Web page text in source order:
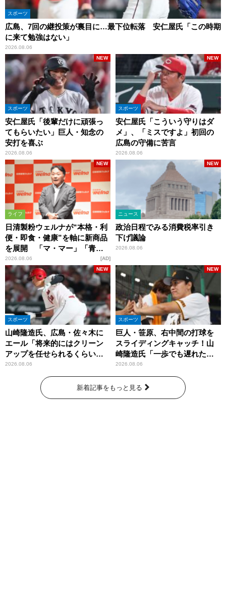
スポーツ
広島、7回の継投策が裏目に…最下位転落 安仁屋氏「この時期
に来て勉強はない」
2026.08.06
スポーツ
安仁屋氏「後輩だけに頑張っ
てもらいたい」巨人・知念の
安打を喜ぶ
2026.08.06
NEW
スポーツ
安仁屋氏「こういう守りはダ
メ」、「ミスですよ」初回の
広島の守備に苦言
2026.08.06
NEW
ライフ
日清製粉ウェルナが“本格・利
便・即食・健康”を軸に新商品
を展開 「マ・マー」「青の
洞窟」ブランドを強化
2026.08.06
NEW
AD
ニュース
政治日程でみる消費税率引き
下げ議論
2026.08.06
NEW
スポーツ
山崎隆造氏、広島・佐々木に
エール「将来的にはクリーン
アップを任せられるくらいま
では成長して」
2026.08.06
NEW
スポーツ
巨人・笹原、右中間の打球を
スライディングキャッチ！山
崎隆造氏「一歩でも遅れた
ら…」
2026.08.06
NEW
新着記事をもっと見る